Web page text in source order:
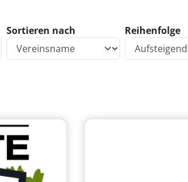
Sortieren nach Reihenfolge